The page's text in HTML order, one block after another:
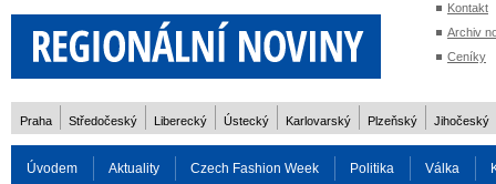
Kontakt
Archiv
Ceníky
Praha Středočeský Liberecký Ústecký Karlovarský Plzeňský Jihočeský
Úvodem Aktuality Czech Fashion Week Politika Válka